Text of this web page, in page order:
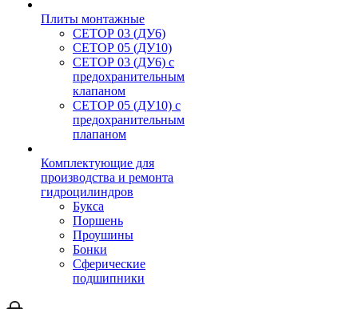
Плиты монтажные
CЕТОР 03 (ДУ6)
CЕТОР 05 (ДУ10)
CЕТОР 03 (ДУ6) с
предохранительным
клапаном
CЕТОР 05 (ДУ10) с
предохранительным
плапаном
Комплектующие для
производства и ремонта
гидроцилиндров
Букса
Поршень
Проушины
Бонки
Сферические
подшипники